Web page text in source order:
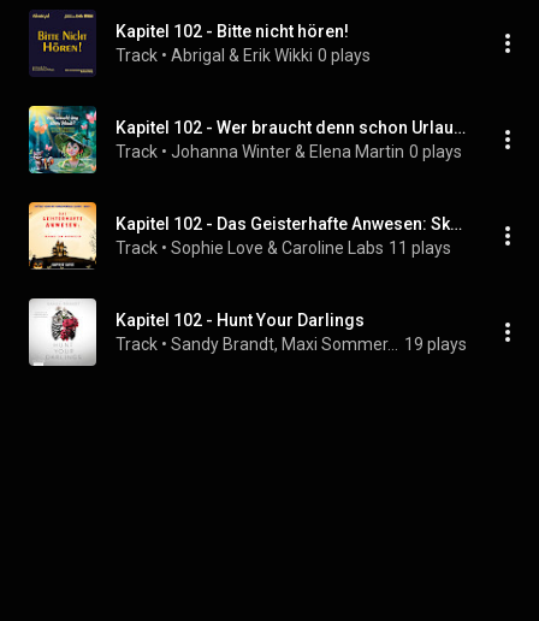
Kapitel 102 - Bitte nicht hören!
Track • Abrigal & Erik Wikki 0 plays
Kapitel 102 - Wer braucht denn schon Urlaub?
Track • Johanna Winter & Elena Martin 0 plays
Kapitel 102 - Das Geisterhafte Anwesen: Skandal zum Abendessen (Ein Cozy-Krimi mit Hundespürnase Casper — Buch 5)
Track • Sophie Love & Caroline Labs 11 plays
Kapitel 102 - Hunt Your Darlings
Track • Sandy Brandt, Maxi Sommer, & Alexis Krüger 19 plays